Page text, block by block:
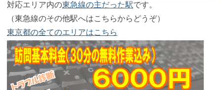
対応エリア内の東急線の主だった駅です。
（東急線のその他駅へはこちらからどうぞ）
東京都の全てのエリアはこちら